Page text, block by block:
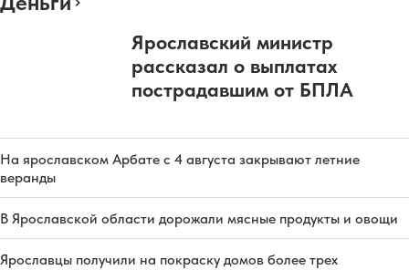
Ярославский министр
рассказал о выплатах
пострадавшим от БПЛА
На ярославском Арбате с 4 августа закрывают летние
веранды
В Ярославской области дорожали мясные продукты и овощи
Ярославцы получили на покраску домов более трех